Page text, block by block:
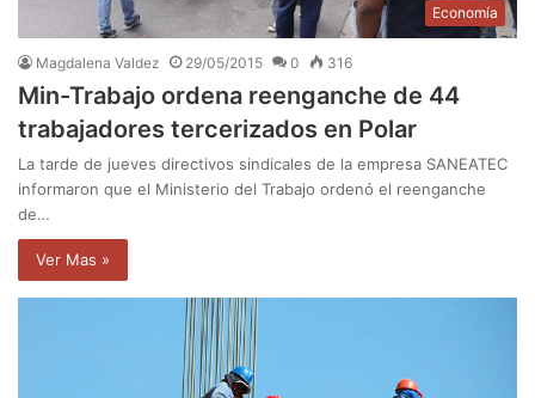
Economía
Magdalena Valdez 29/05/2015 0 316
Min-Trabajo ordena reenganche de 44
trabajadores tercerizados en Polar
La tarde de jueves directivos sindicales de la empresa SANEATEC
informaron que el Ministerio del Trabajo ordenó el reenganche
de…
Ver Mas »